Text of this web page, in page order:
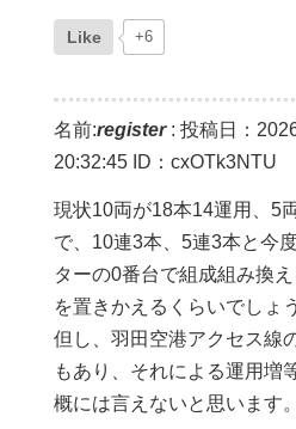
Like +6
名前:register: 投稿日：
20:32:45 ID：cxOTk3NTU
現状10両が18本14運用、5
で、10連3本、5連3本と今
ターの0番台で組成組み換
を置きかえるくらいでしょ
但し、羽田空港アクセス線
もあり、それによる運用増
概には言えないと思います。